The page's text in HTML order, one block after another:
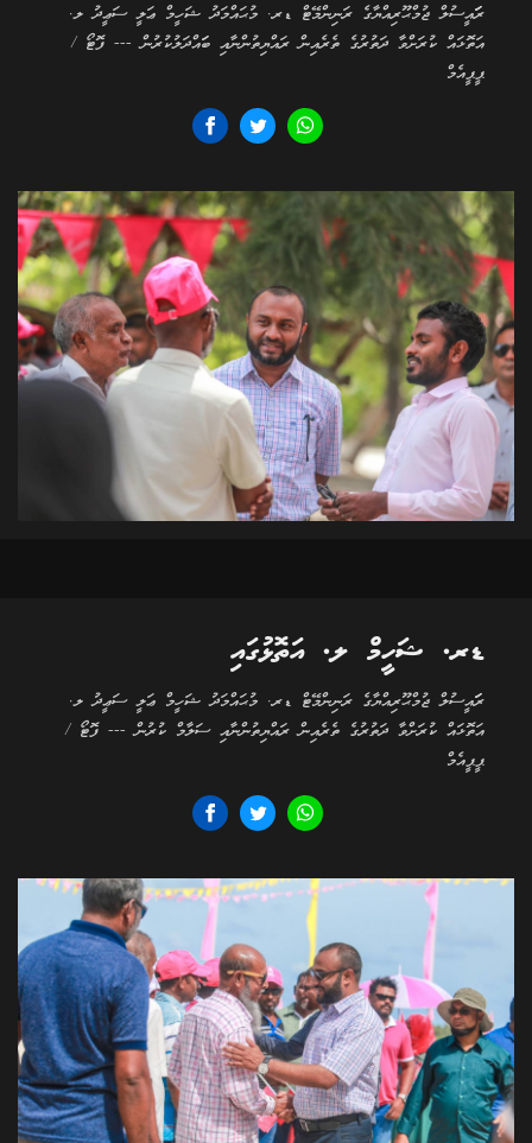
ރަަައީސުލް ޖުމްޙޫރިއްޔާގެ ރަނިންމޭޓް ޑރ. މުޙައްމަދު ޝަހީމް ޢަލީ ސަޢީދު ލ.
އަތޮޅައް ކުރަށްވާ ދަތުރުގެ ތެރެއިން ރައްޔިތުންނާއި ބަައްދަލުކުރުން --- ފޮޓޯ /
ޕީޕީއެމް
ޑރ. ޝަހީމް ލ. އަތޮޅުގައި
ރަަައީސުލް ޖުމްޙޫރިއްޔާގެ ރަނިންމޭޓް ޑރ. މުޙައްމަދު ޝަހީމް ޢަލީ ސަޢީދު ލ.
އަތޮޅައް ކުރަށްވާ ދަތުރުގެ ތެރެއިން ރައްޔިތުންނާއި ސަލާމް ކުރުން --- ފޮޓޯ /
ޕީޕީއެމް